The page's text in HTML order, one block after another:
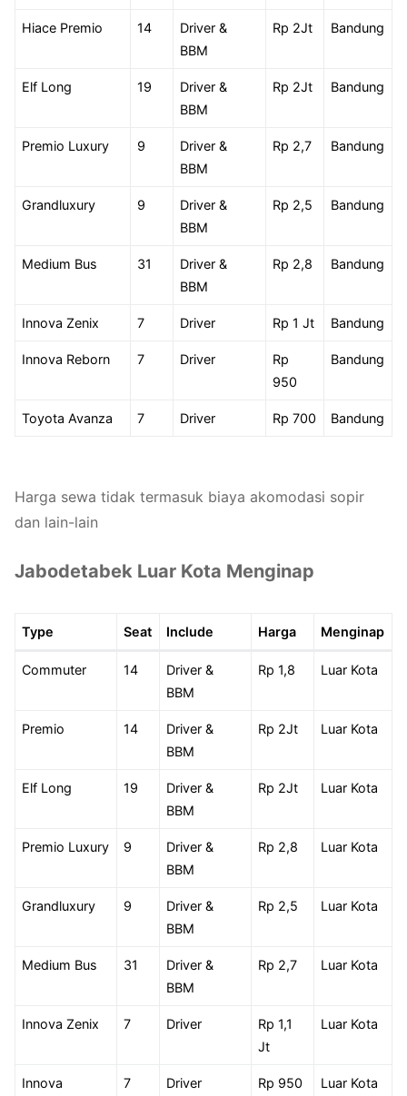
Hiace Premio 14
Driver &
BBM
Rp 2Jt Bandung
Elf Long 19
Driver &
BBM
Rp 2Jt Bandung
Premio Luxury 9
Driver &
BBM
Rp 2,7 Bandung
Grandluxury 9
Driver &
BBM
Rp 2,5 Bandung
Medium Bus 31
Driver &
BBM
Rp 2,8 Bandung
Innova Zenix 7 Driver Rp 1 Jt Bandung
Innova Reborn 7 Driver
Rp
950
Bandung
Toyota Avanza 7 Driver Rp 700 Bandung
Harga sewa tidak termasuk biaya akomodasi sopir
dan lain-lain
Jabodetabek Luar Kota Menginap
Type Seat Include Harga Menginap
Commuter 14
Driver &
BBM
Rp 1,8 Luar Kota
Premio 14
Driver &
BBM
Rp 2Jt Luar Kota
Elf Long 19
Driver &
BBM
Rp 2Jt Luar Kota
Premio Luxury 9
Driver &
BBM
Rp 2,8 Luar Kota
Grandluxury 9
Driver &
BBM
Rp 2,5 Luar Kota
Medium Bus 31
Driver &
BBM
Rp 2,7 Luar Kota
Innova Zenix 7 Driver
Rp 1,1
Jt
Luar Kota
Innova
7 Driver Rp 950 Luar Kota